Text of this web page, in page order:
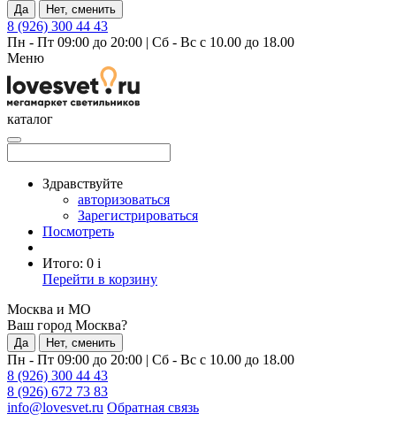
Да Нет, сменить
8 (926) 300 44 43
Пн - Пт 09:00 до 20:00 | Сб - Вс с 10.00 до 18.00
Меню
каталог
Здравствуйте
авторизоваться
Зарегистрироваться
Посмотреть
Итого: 0 i
Перейти в корзину
Москва и МО
Ваш город Москва?
Да Нет, сменить
Пн - Пт 09:00 до 20:00 | Сб - Вс с 10.00 до 18.00
8 (926) 300 44 43
8 (926) 672 73 83
info@lovesvet.ru Обратная связь